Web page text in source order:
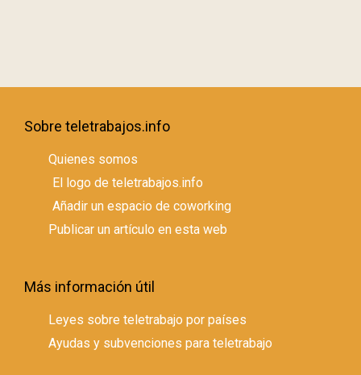
Sobre teletrabajos.info
Quienes somos
El logo de teletrabajos.info
Añadir un espacio de coworking
Publicar un artículo en esta web
Más información útil
Leyes sobre teletrabajo por países
Ayudas y subvenciones para teletrabajo